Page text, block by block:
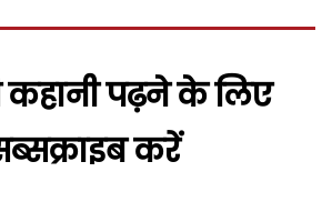
पढ़ने के लिए
करें